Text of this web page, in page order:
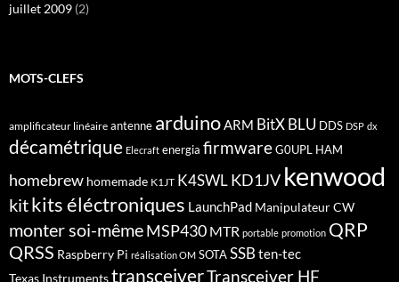
juillet 2009 (2)
MOTS-CLEFS
amplificateur linéaire antenne arduinoARM BitX BLU DDS DSP dx
décamétrique Elecraft energia firmwareG0UPL HAM
homebrew homemade K1JT K4SWL KD1JV kenwood
kitkits éléctroniques LaunchPad Manipulateur CW
monter soi-mêmeMSP430 MTR portable promotion QRP
QRSS Raspberry Pi réalisation OM SOTASSB ten-tec
Texas InstrumentstransceiverTransceiver HF